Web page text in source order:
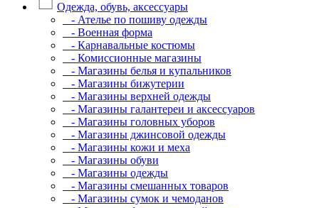
Одежда, обувь, аксессуары
- Ателье по пошиву одежды
- Военная форма
- Карнавальные костюмы
- Комиссионные магазины
- Магазины белья и купальников
- Магазины бижутерии
- Магазины верхней одежды
- Магазины галантереи и аксессуаров
- Магазины головных уборов
- Магазины джинсовой одежды
- Магазины кожи и меха
- Магазины обуви
- Магазины одежды
- Магазины смешанных товаров
- Магазины сумок и чемоданов